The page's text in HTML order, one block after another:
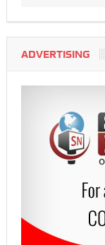
ADVERTISING